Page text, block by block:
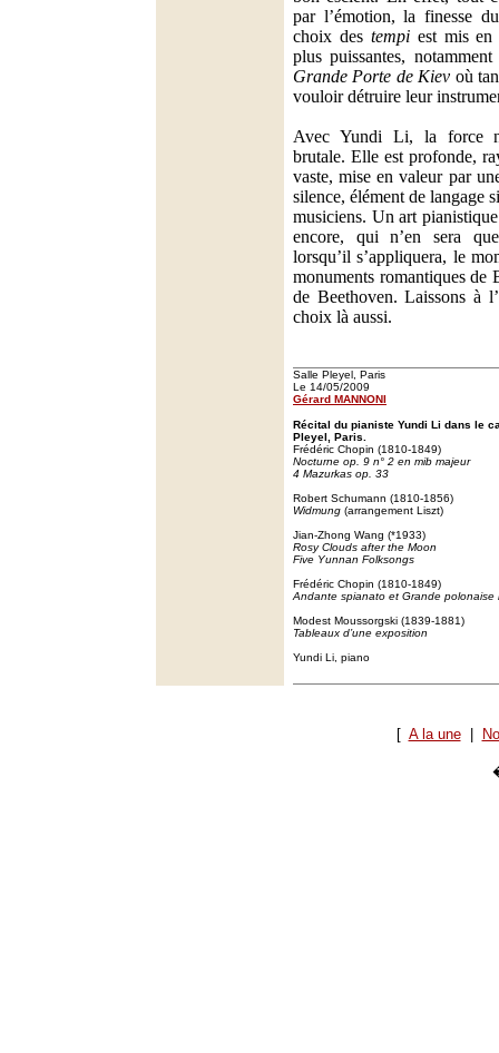
par l’émotion, la finesse
choix des tempiest mis en
plus puissantes,
Grande Porte de Kiev où
vouloir détruire leur
Avec Yundi Li, la force
brutale. Elle est profonde,
vaste, mise en valeur par
silence, élément de langage
musiciens. Un art
encore, qui n’en sera
lorsqu’il s’appliquera, le
monuments romantiques de
de Beethoven. Laissons à
choix là aussi.
Salle Pleyel, Paris
Le 14/05/2009
Gérard MANNONI
Récital du pianiste Yundi Li dans le
Pleyel, Paris.
Frédéric Chopin (1810-1849)
Nocturne op. 9 n° 2 en mib majeur
4 Mazurkas op. 33
Robert Schumann (1810-1856)
Widmung (arrangement Liszt)
Jian-Zhong Wang (*1933)
Rosy Clouds after the Moon
Five Yunnan Folksongs
Frédéric Chopin (1810-1849)
Andante spianato et Grande polonaise
Modest Moussorgski (1839-1881)
Tableaux d’une exposition
Yundi Li, piano
[ A la une|